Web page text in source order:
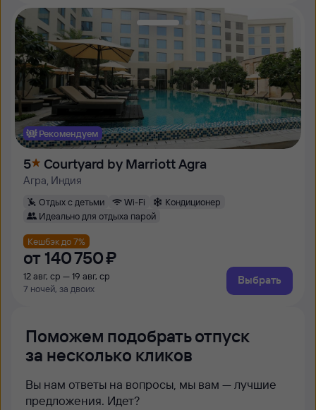
Рекомендуем
5 Courtyard by Marriott Agra
Агра, Индия
Отдых с детьми Wi-Fi
Кондиционер
Идеально для отдыха парой
Кешбэк до 7%
от 140 ⁠750 ⁠₽
12 авг, ср — 19 авг, ср
7 ночей, за двоих
Выбрать
Поможем подобрать отпуск
за несколько кликов
Вы нам ответы на вопросы, мы вам — лучшие
предложения. Идет?